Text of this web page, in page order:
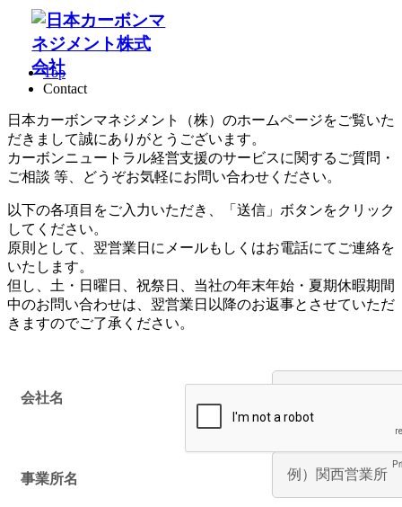
Contactお問い合わせ
Top
Contact
日本カーボンマネジメント（株）のホームページをご覧いた
だきまして誠にありがとうございます。
カーボンニュートラル経営支援のサービスに関するご質問・
ご相談 等、どうぞお気軽にお問い合わせください。
以下の各項目をご入力いただき、「送信」ボタンをクリック
してください。
原則として、翌営業日にメールもしくはお電話にてご連絡を
いたします。
但し、土・日曜日、祝祭日、当社の年末年始・夏期休暇期間
中のお問い合わせは、翌営業日以降のお返事とさせていただ
きますのでご了承ください。